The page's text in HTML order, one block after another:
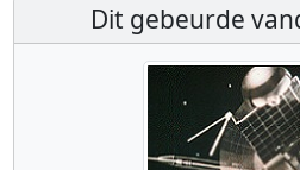
Dit gebeurde